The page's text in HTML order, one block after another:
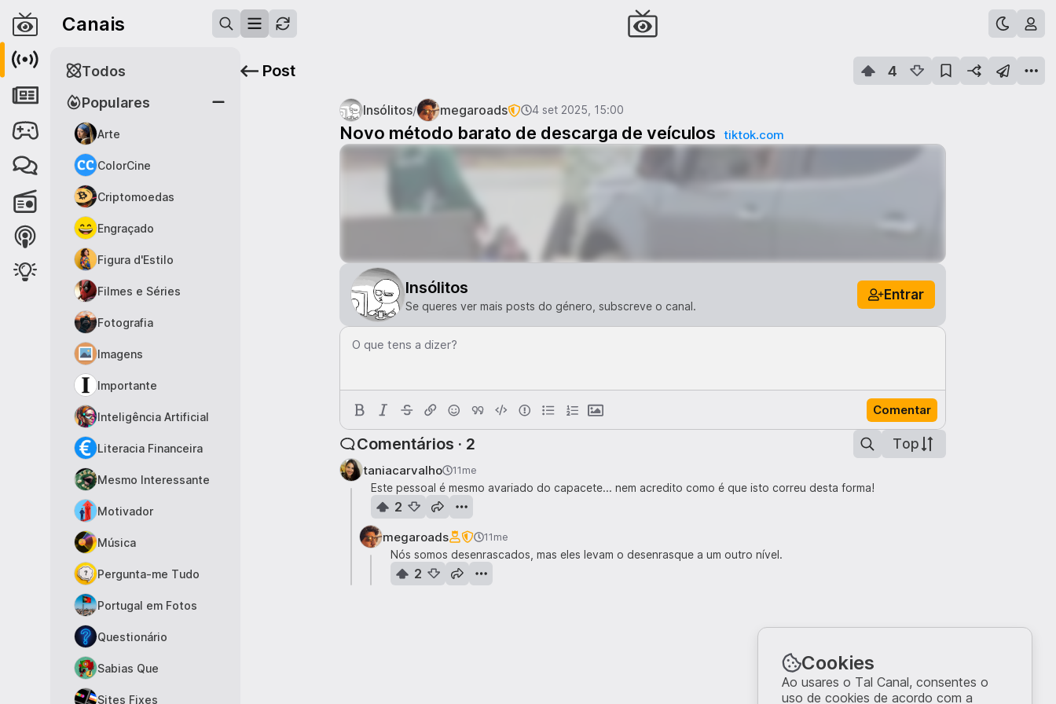
Canais
Populares
Arte
ColorCine
Criptomoedas
Engraçado
Figura d'Estilo
Filmes e Séries
Fotografia
Imagens
Importante
Inteligência Artificial
Literacia Financeira
Mesmo Interessante
Motivador
Música
Pergunta-me Tudo
Portugal em Fotos
Questionário
Sabias Que
Sites Fixes
Todos Post 4
Insólitos/ megaroads 4 set 2025, 15:00
Novo método barato de descarga de veículos tiktok.com
Insólitos
Se queres ver mais posts do género, subscreve o canal.
Entrar
O que tens a dizer?
Comentar
Comentários · 2 Top
taniacarvalho 11me
Este pessoal é mesmo avariado do capacete... nem acredito como é que isto correu desta forma!
2
megaroads 11me
Nós somos desenrascados, mas eles levam o desenrasque a um outro nível.
2
Cookies
Ao usares o Tal Canal, consentes o
uso de cookies de acordo com a